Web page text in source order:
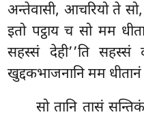
अन्तेवासी, आचरियो ते
इतो पट्ठाय च सो मम
सहस्सं देही’’ति सहस्सं
खुद्दकभाजनानि मम
सो तानि तासं